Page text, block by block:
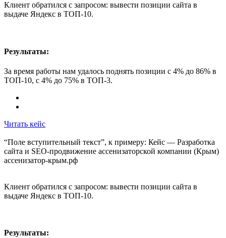
Клиент обратился с запросом: вывести позиции сайта в
выдаче Яндекс в ТОП-10.
Результаты:
За время работы нам удалось поднять позиции с 4% до 86% в
ТОП-10, с 4% до 75% в ТОП-3.
Читать кейс
“Поле вступительный текст”, к примеру: Кейс — Разработка
сайта и SEO-продвижение ассенизаторской компании (Крым)
ассенизатор-крым.рф
Клиент обратился с запросом: вывести позиции сайта в
выдаче Яндекс в ТОП-10.
Результаты: